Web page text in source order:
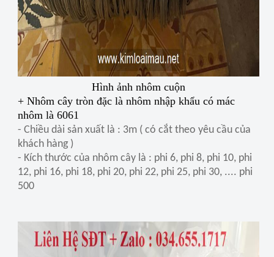
Hình ảnh nhôm cuộn
+ Nhôm cây tròn đặc là nhôm nhập khẩu có mác
nhôm là 6061
- Chiều dài sản xuất là : 3m ( có cắt theo yêu cầu của
khách hàng )
- Kích thước của nhôm cây là : phi 6, phi 8, phi 10, phi
12, phi 16, phi 18, phi 20, phi 22, phi 25, phi 30, .... phi
500